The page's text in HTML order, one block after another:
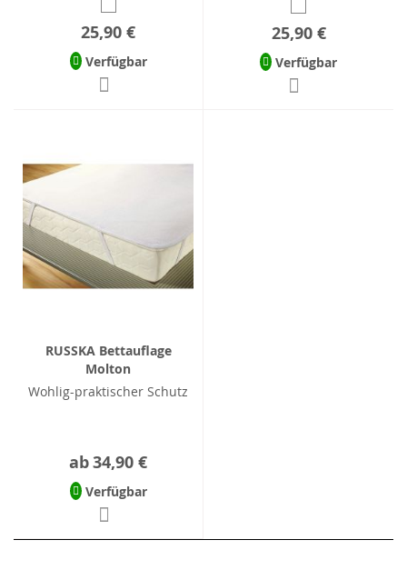
25,90 €
Verfügbar
25,90 €
Verfügbar
RUSSKA Bettauflage
Molton
Wohlig-praktischer Schutz
ab34,90 €
Verfügbar